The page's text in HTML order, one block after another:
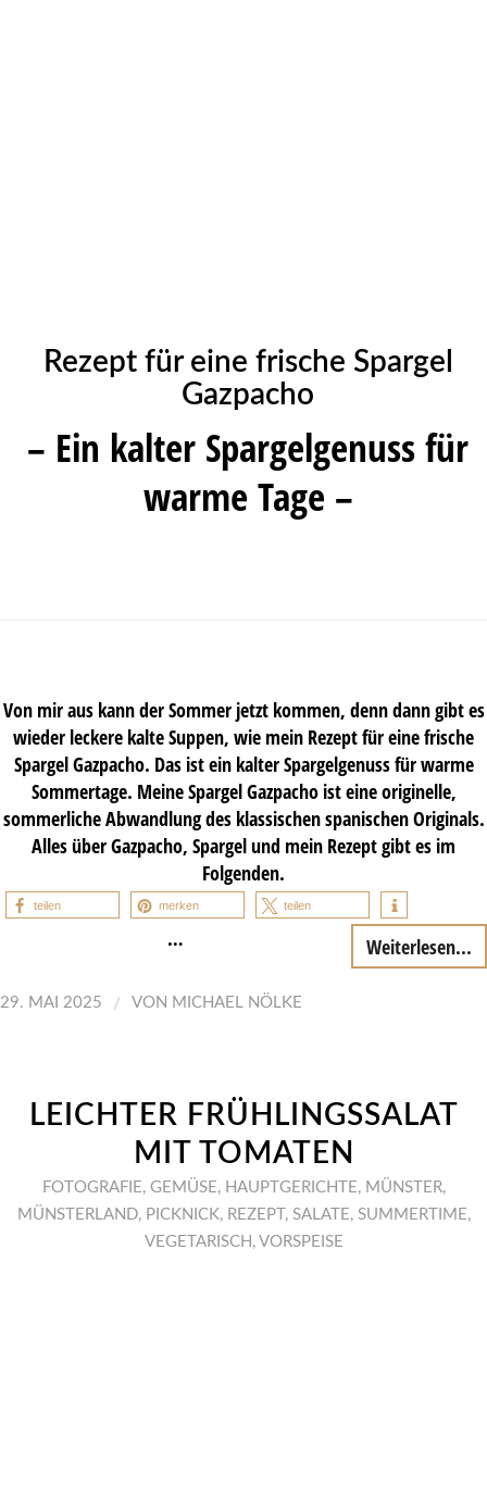
Rezept für eine frische Spargel
Gazpacho
– Ein kalter Spargelgenuss für
warme Tage –
Von mir aus kann der Sommer jetzt kommen, denn dann gibt es
wieder leckere kalte Suppen, wie mein Rezept für eine frische
Spargel Gazpacho. Das ist ein kalter Spargelgenuss für warme
Sommertage. Meine Spargel Gazpacho ist eine originelle,
sommerliche Abwandlung des klassischen spanischen Originals.
Alles über Gazpacho, Spargel und mein Rezept gibt es im
Folgenden.
teilen merken teilen
… Weiterlesen...
29. MAI 2025 / VON MICHAEL NÖLKE
LEICHTER FRÜHLINGSSALAT
MIT TOMATEN
FOTOGRAFIE, GEMÜSE, HAUPTGERICHTE, MÜNSTER,
MÜNSTERLAND, PICKNICK, REZEPT, SALATE, SUMMERTIME,
VEGETARISCH , VORSPEISE